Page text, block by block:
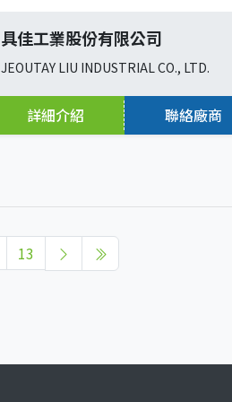
具佳工業股份有限公司
JEOUTAY LIU INDUSTRIAL CO., LTD.
詳細介紹 聯絡廠商
13